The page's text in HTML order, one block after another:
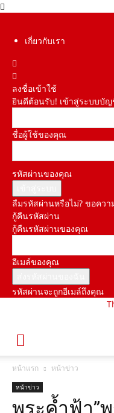
เกี่ยวกับเรา
ลงชื่อเข้าใช้
ยินดีต้อนรับ! เข้าสู่ระบบบั
ชื่อผู้ใช้ของคุณ
รหัสผ่านของคุณ
ลืมรหัสผ่านหรือไม่? ขอควา
กู้คืนรหัสผ่าน
กู้คืนรหัสผ่านของคุณ
อีเมล์ของคุณ
รหัสผ่านจะถูกอีเมล์ถึงคุณ
หน้าแรก หน้าข่าว
หน้าข่าว
พระค้ำฟ้า”